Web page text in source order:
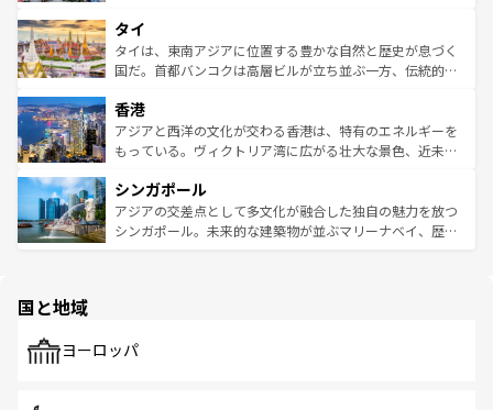
リティに包まれながら、韓国の多彩な魅力を心ゆくまで味
わってみてほしい。 なお、新着の韓国情報はコンテンツ一
覧を参照してほしい。
急速な発展と共に伝統が息づく。ハノイの古い町並みやホ
ーチミン市のフランス統治時代の建物も、独特の雰囲気を
醸し出している。また、バラエティの豊かさとおいしさで
とつ。フォーやバインミー、ベトナムコーヒーなどは、ぜ
ひ現地で味わいたい。どの地域を訪れてもあたたかい人々
が旅行者を迎えてくれるので、きっと忘れられない旅にな
参照してほしい。
タイ
タイは、東南アジアに位置する豊かな自然と歴史が息づく
国だ。首都バンコクは高層ビルが立ち並ぶ一方、伝統的な
の活気が交差している。北部ではチェンマイなどの山岳地
帯で自然と触れ合い、南部ではプーケットやクラビの美し
いビーチでリゾート気分を楽しむことができる。タイ料理
激する。気候は一年中温暖で、どの季節にも異なる楽しみ
が待っている。親しみやすいタイの人々、仏教を中心とし
た文化、そして多様な観光資源が、訪れる旅人を魅了し続
香港
アジアと西洋の文化が交わる香港は、特有のエネルギーを
もっている。ヴィクトリア湾に広がる壮大な景色、近未来
み、どこを訪れても感動するはず。観光スポットが密集し
ており、効率よく見どころを回れるのも魅力。息をのむよ
うな絶景から文化的な体験まで、香港を存分に楽しみ尽く
シンガポール
アジアの交差点として多文化が融合した独自の魅力を放つ
シンガポール。未来的な建築物が並ぶマリーナベイ、歴史
で、ホーカーズは地元の風情を楽しめる外せないスポット
国と地域
ヨーロッパ